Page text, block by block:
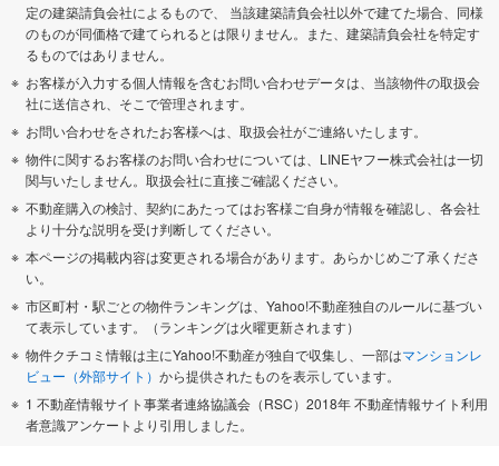
定の建築請負会社によるもので、 当該建築請負会社以外で建てた場合、同様
のものが同価格で建てられるとは限りません。また、建築請負会社を特定す
るものではありません。
お客様が入力する個人情報を含むお問い合わせデータは、当該物件の取扱会
社に送信され、そこで管理されます。
お問い合わせをされたお客様へは、取扱会社がご連絡いたします。
物件に関するお客様のお問い合わせについては、LINEヤフー株式会社は一切
関与いたしません。取扱会社に直接ご確認ください。
不動産購入の検討、契約にあたってはお客様ご自身が情報を確認し、各会社
より十分な説明を受け判断してください。
本ページの掲載内容は変更される場合があります。あらかじめご了承くださ
い。
市区町村・駅ごとの物件ランキングは、Yahoo!不動産独自のルールに基づい
て表示しています。（ランキングは火曜更新されます）
物件クチコミ情報は主にYahoo!不動産が独自で収集し、一部はマンションレ
ビュー（外部サイト） から提供されたものを表示しています。
1 不動産情報サイト事業者連絡協議会（RSC）2018年 不動産情報サイト利用
者意識アンケートより引用しました。